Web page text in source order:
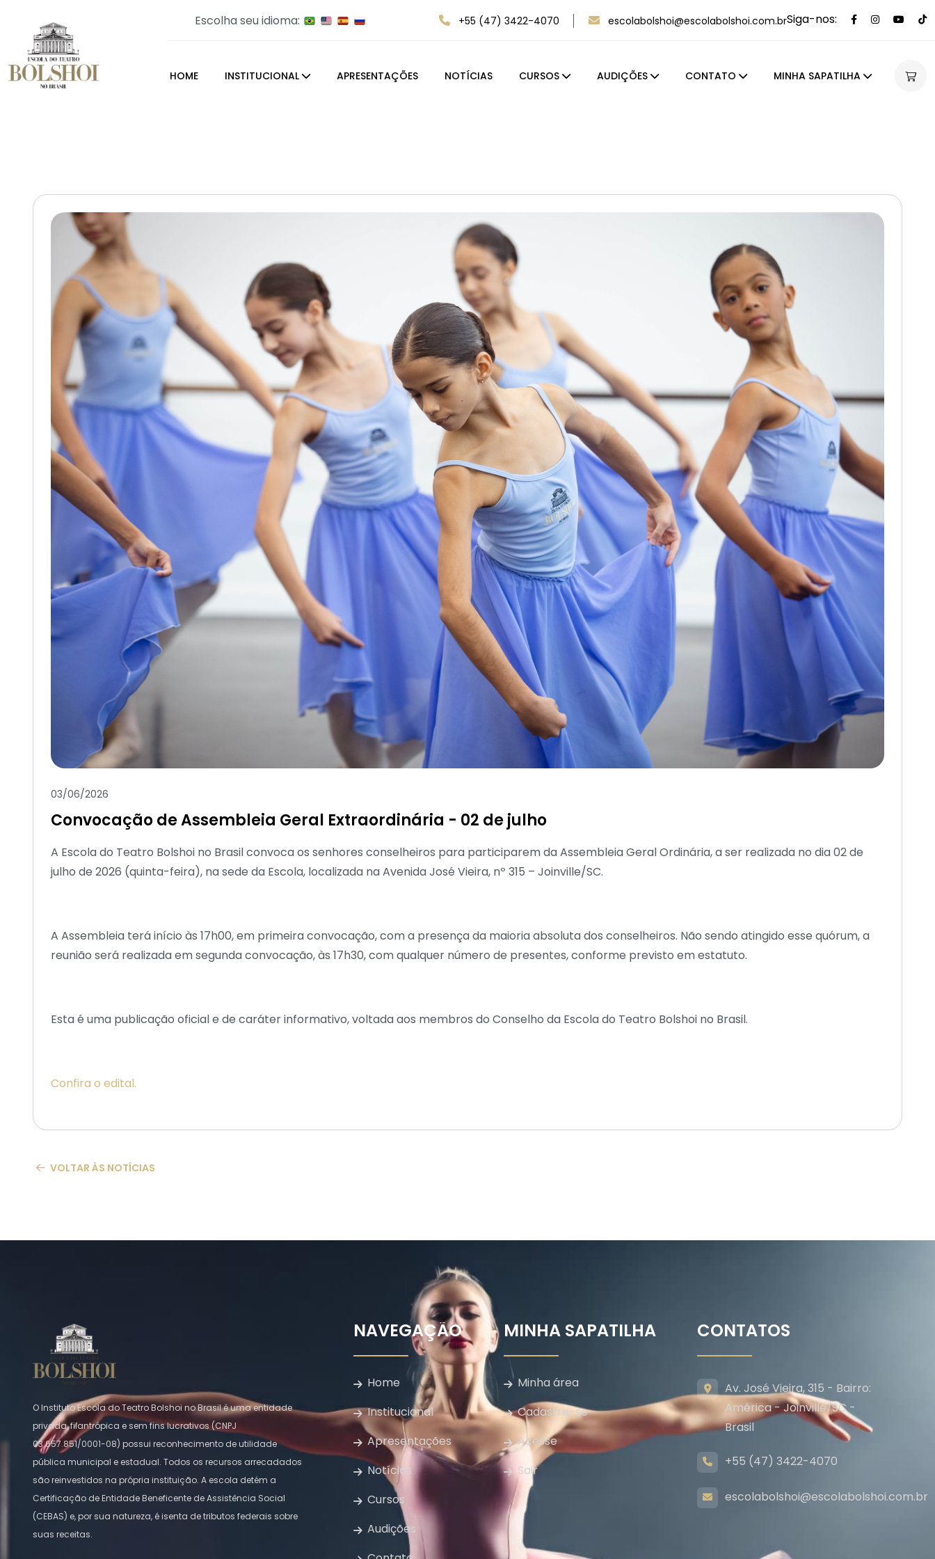
Escolha seu idioma: +55 (47) 3422-4070 escolabolshoi@escolabolshoi.com.brSiga-nos:
HOME INSTITUCIONAL APRESENTAÇÕES NOTÍCIAS CURSOS AUDIÇÕES CONTATO MINHA SAPATILHA
03/06/2026
Convocação de Assembleia Geral Extraordinária - 02 de julho
A Escola do Teatro Bolshoi no Brasil convoca os senhores conselheiros para participarem da Assembleia Geral Ordinária, a ser realizada no dia 02 de
julho de 2026 (quinta-feira), na sede da Escola, localizada na Avenida José Vieira, nº 315 – Joinville/SC.
A Assembleia terá início às 17h00, em primeira convocação, com a presença da maioria absoluta dos conselheiros. Não sendo atingido esse quórum, a
reunião será realizada em segunda convocação, às 17h30, com qualquer número de presentes, conforme previsto em estatuto.
Esta é uma publicação oficial e de caráter informativo, voltada aos membros do Conselho da Escola do Teatro Bolshoi no Brasil.
Confira o edital.
VOLTAR ÀS NOTÍCIAS
O Instituto Escola do Teatro Bolshoi no Brasil é uma entidade
privada, filantrópica e sem fins lucrativos (CNPJ
03.657.851/0001-08) possui reconhecimento de utilidade
pública municipal e estadual. Todos os recursos arrecadados
são reinvestidos na própria instituição. A escola detém a
Certificação de Entidade Beneficente de Assistência Social
(CEBAS) e, por sua natureza, é isenta de tributos federais sobre
suas receitas.
NAVEGAÇÃO
Home
Institucional
Apresentações
Notícias
Cursos
Audições
MINHA SAPATILHA
Minha área
Cadastre-se
Acesse
Sair
CONTATOS
Av. José Vieira, 315 - Bairro:
América - Joinville/SC -
Brasil
+55 (47) 3422-4070
escolabolshoi@escolabolshoi.com.br